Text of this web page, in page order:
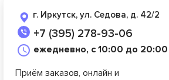
г. Иркутск, ул. Седова, д. 42/2
+7 (395) 278-93-06
ежедневно, с 10:00 до 20:00
Приём заказов, онлайн и